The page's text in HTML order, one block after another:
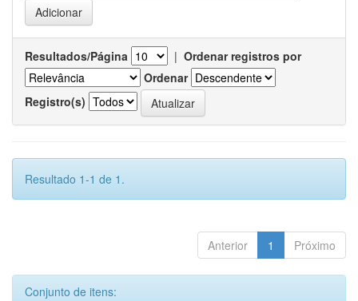
Resultados/Página | Ordenar registros por
Ordenar
Registro(s)
Resultado 1-1 de 1.
Anterior 1 Próximo
Conjunto de itens: